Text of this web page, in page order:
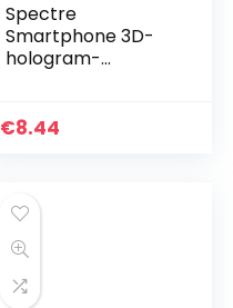
Spectre
Smartphone 3D-
hologram-
€8.44